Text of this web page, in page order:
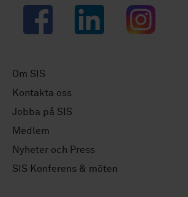
Facebook LinkedIn Instagram
Om SIS
Kontakta oss
Jobba på SIS
Medlem
Nyheter och Press
SIS Konferens & möten